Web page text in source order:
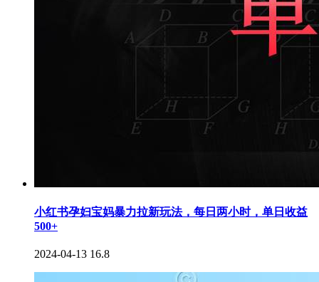
小红书孕妇宝妈暴力拉新玩法，每日两小时，单日收益
500+
2024-04-13 16.8